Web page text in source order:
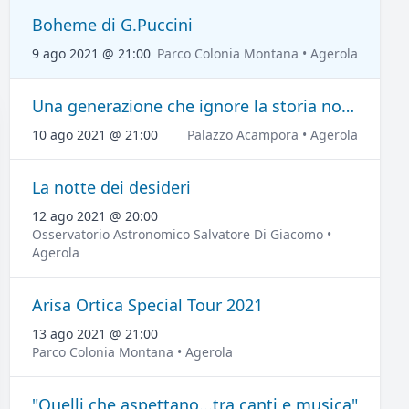
Boheme di G.Puccini
9 ago 2021 @ 21:00 Parco Colonia Montana • Agerola
Una generazione che ignore la storia non ha passato ne' futuro
10 ago 2021 @ 21:00 Palazzo Acampora • Agerola
La notte dei desideri
12 ago 2021 @ 20:00
Osservatorio Astronomico Salvatore Di Giacomo •
Agerola
Arisa Ortica Special Tour 2021
13 ago 2021 @ 21:00
Parco Colonia Montana • Agerola
"Quelli che aspettano...tra canti e musica"